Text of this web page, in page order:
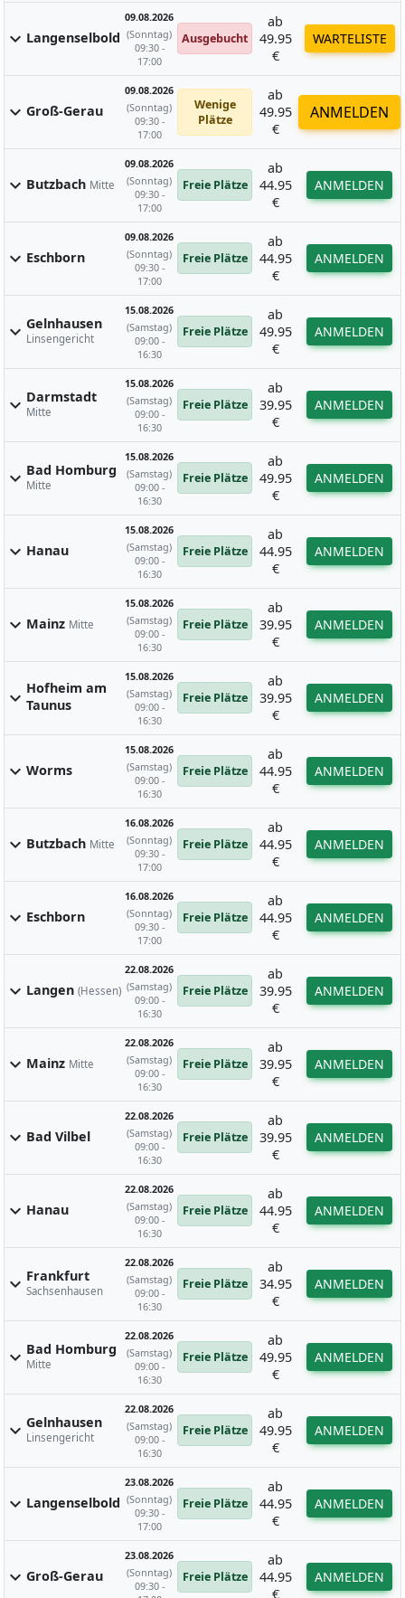
expand_more Langenselbold
09.08.2026
(Sonntag)
09:30 -
17:00
Ausgebucht
ab
49.95
€
WARTELISTE
expand_more Groß-Gerau
09.08.2026
(Sonntag)
09:30 -
17:00
Wenige
Plätze
ab
49.95
€
ANMELDEN
expand_more Butzbach Mitte
09.08.2026
(Sonntag)
09:30 -
17:00
Freie Plätze
ab
44.95
€
ANMELDEN
expand_more Eschborn
09.08.2026
(Sonntag)
09:30 -
17:00
Freie Plätze
ab
44.95
€
ANMELDEN
expand_more Gelnhausen
Linsengericht
15.08.2026
(Samstag)
09:00 -
16:30
Freie Plätze
ab
49.95
€
ANMELDEN
expand_more Darmstadt
Mitte
15.08.2026
(Samstag)
09:00 -
16:30
Freie Plätze
ab
39.95
€
ANMELDEN
expand_more Bad Homburg
Mitte
15.08.2026
(Samstag)
09:00 -
16:30
Freie Plätze
ab
49.95
€
ANMELDEN
expand_more Hanau
15.08.2026
(Samstag)
09:00 -
16:30
Freie Plätze
ab
44.95
€
ANMELDEN
expand_more Mainz Mitte
15.08.2026
(Samstag)
09:00 -
16:30
Freie Plätze
ab
39.95
€
ANMELDEN
expand_more Hofheim am
Taunus
15.08.2026
(Samstag)
09:00 -
16:30
Freie Plätze
ab
39.95
€
ANMELDEN
expand_more Worms
15.08.2026
(Samstag)
09:00 -
16:30
Freie Plätze
ab
44.95
€
ANMELDEN
expand_more Butzbach Mitte
16.08.2026
(Sonntag)
09:30 -
17:00
Freie Plätze
ab
44.95
€
ANMELDEN
expand_more Eschborn
16.08.2026
(Sonntag)
09:30 -
17:00
Freie Plätze
ab
44.95
€
ANMELDEN
expand_more Langen (Hessen)
22.08.2026
(Samstag)
09:00 -
16:30
Freie Plätze
ab
39.95
€
ANMELDEN
expand_more Mainz Mitte
22.08.2026
(Samstag)
09:00 -
16:30
Freie Plätze
ab
39.95
€
ANMELDEN
expand_more Bad Vilbel
22.08.2026
(Samstag)
09:00 -
16:30
Freie Plätze
ab
39.95
€
ANMELDEN
expand_more Hanau
22.08.2026
(Samstag)
09:00 -
16:30
Freie Plätze
ab
44.95
€
ANMELDEN
expand_more Frankfurt
Sachsenhausen
22.08.2026
(Samstag)
09:00 -
16:30
Freie Plätze
ab
34.95
€
ANMELDEN
expand_more Bad Homburg
Mitte
22.08.2026
(Samstag)
09:00 -
16:30
Freie Plätze
ab
49.95
€
ANMELDEN
expand_more Gelnhausen
Linsengericht
22.08.2026
(Samstag)
09:00 -
16:30
Freie Plätze
ab
49.95
€
ANMELDEN
expand_more Langenselbold
23.08.2026
(Sonntag)
09:30 -
17:00
Freie Plätze
ab
44.95
€
ANMELDEN
expand_more Groß-Gerau
23.08.2026
(Sonntag)
09:30 -
Freie Plätze
ab
44.95
€
ANMELDEN